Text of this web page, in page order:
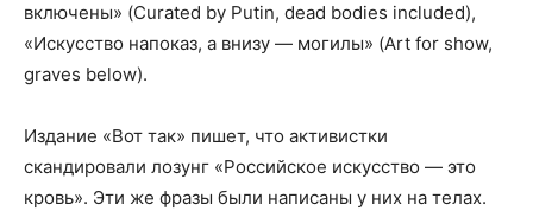
включены» (Curated by Putin, dead bodies included),
«Искусство напоказ, а внизу — могилы» (Art for show,
graves below).
Издание «Вот так» пишет, что активистки
скандировали лозунг «Российское искусство — это
кровь». Эти же фразы были написаны у них на телах.